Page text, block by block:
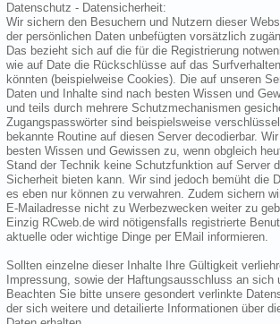
Datenschutz - Datensicherheit:
Wir sichern den Besuchern und Nutzern dieser
der persönlichen Daten unbefügten vorsätzlich
Das bezieht sich auf die für die Registrierung
wie auf Date die Rückschlüsse auf das
könnten (beispielweise Cookies). Die auf unseren
Daten und Inhalte sind nach besten Wissen und
und teils durch mehrere Schutzmechanismen
Zugangspasswörter sind beispielsweise
bekannte Routine auf diesen Server decodierbar.
besten Wissen und Gewissen zu, wenn obgleich
Stand der Technik keine Schutzfunktion auf Server
Sicherheit bieten kann. Wir sind jedoch bemüht die
es eben nur können zu verwahren. Zudem sichern
E-Mailadresse nicht zu Werbezwecken weiter zu
Einzig RCweb.de wird nötigensfalls registrierte
aktuelle oder wichtige Dinge per EMail informieren.
Sollten einzelne dieser Inhalte Ihre Gültigkeit
Impressung, sowie der Haftungsausschluss an sich
Beachten Sie bitte unsere gesondert verlinkte
der sich weitere und detailierte Informationen über